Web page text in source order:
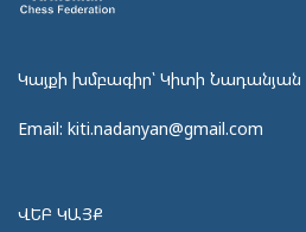
Կայքի խմբագիր՝ Կիտի Նադանյան
Email: kiti.nadanyan@gmail.com
ՎԵԲ ԿԱՅՔ